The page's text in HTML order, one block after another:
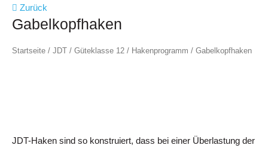
Zurück
Gabelkopfhaken
Startseite / JDT / Güteklasse 12 / Hakenprogramm / Gabelkopfhaken
JDT-Haken sind so konstruiert, dass bei einer Überlastung der
Gabelkopfhaken
Menge